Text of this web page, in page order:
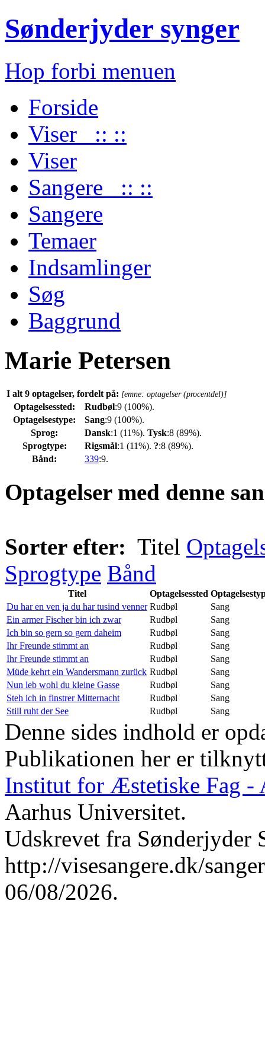
Sønderjyder synger
Hop forbi menuen
Forside
Viser :: ::
Viser
Sangere :: ::
Sangere
Temaer
Indsamlinger
Søg
Baggrund
Marie Petersen
I alt 9 optagelser, fordelt på: [emne: optagelser (procentdel)]
Optagelsessted: Rudbøl:9 (100%).
Optagelsestype:
Sang:9 (100%).
Sprog:
Dansk:1 (11%). Tysk:8 (89%).
Sprogtype:
Rigsmål:1 (11%). ?:8 (89%).
Bånd:
339:9.
Optagelser med denne
Sorter efter: Titel
Sprogtype Bånd
Titel Optagelsessted
Du har en ven ja du har tusind venner Rudbøl
Sang
Ein armer Fischer bin ich zwar
Rudbøl
Sang
Ich bin so gern so gern daheim
Rudbøl
Sang
Ihr Freunde stimmt an
Rudbøl
Sang
Ihr Freunde stimmt an
Rudbøl
Sang
Müde kehrt ein Wandersmann zurück Rudbøl
Sang
Nun leb wohl du kleine Gasse
Rudbøl
Sang
Steh ich in finstrer Mitternacht
Rudbøl
Sang
Still ruht der See
Rudbøl Sang
Denne sides indhold er
Publikationen her er
Institut for Æstetiske Fag -
Aarhus Universitet.
Udskrevet fra Sønderjyder
http://visesangere.dk/
06/08/2026.